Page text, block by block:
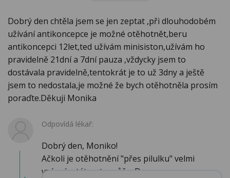
Dobrý den chtěla jsem se jen zeptat ,při dlouhodobém
užívání antikoncepce je možné otěhotnět,beru
antikoncepci 12let,ted užívám minisiston,užívám ho
pravidelně 21dní a 7dní pauza ,vždycky jsem to
dostávala pravidelně,tentokrát je to už 3dny a ještě
jsem to nedostala,je možné že bych otěhotněla prosím
poraďte.Děkuji Monika
Odpovídá lékař:
Dobrý den, Moniko!
Ačkoli je otěhotnění "přes pilulku" velmi
vzácné, stát se to může. Do...